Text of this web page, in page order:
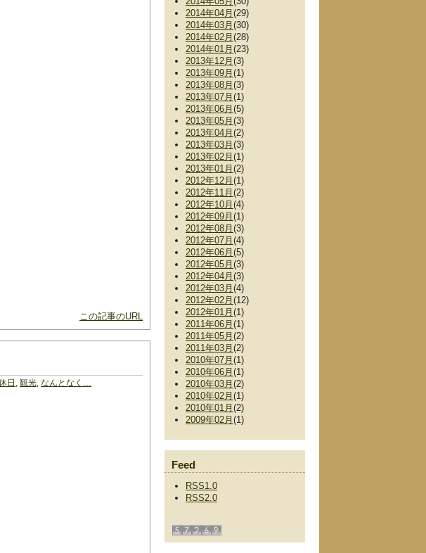
この記事のURL
日 観光 なんとなく…
2014年04月 (29)
2014年03月 (30)
2014年02月 (28)
2014年01月 (23)
2013年12月 (3)
2013年09月 (1)
2013年08月 (3)
2013年07月 (1)
2013年06月 (5)
2013年05月 (3)
2013年04月 (2)
2013年03月 (3)
2013年02月 (1)
2013年01月 (2)
2012年12月 (1)
2012年11月 (2)
2012年10月 (4)
2012年09月 (1)
2012年08月 (3)
2012年07月 (4)
2012年06月 (5)
2012年05月 (3)
2012年04月 (3)
2012年03月 (4)
2012年02月 (12)
2012年01月 (1)
2011年06月 (1)
2011年05月 (2)
2011年03月 (2)
2010年07月 (1)
2010年06月 (1)
2010年03月 (2)
2010年02月 (1)
2010年01月 (2)
2009年02月 (1)
Feed
RSS1.0
RSS2.0